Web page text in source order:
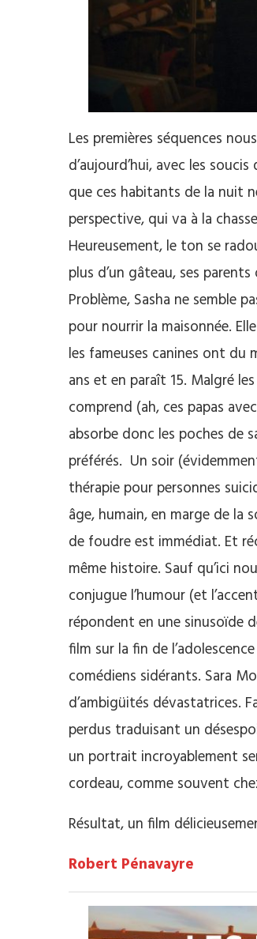
Les premières séquences
d’aujourd’hui, avec les
que ces habitants de la nuit
perspective, qui va à la
Heureusement, le ton se
plus d’un gâteau, ses
Problème, Sasha ne semble
pour nourrir la maisonnée.
les fameuses canines ont du
ans et en paraît 15. Malgré
comprend (ah, ces papas
absorbe donc les poches de
préférés. Un soir
thérapie pour personnes
âge, humain, en marge de la
de foudre est immédiat. Et
même histoire. Sauf qu’ici
conjugue l’humour (et
répondent en une sinusoïde
film sur la fin de
comédiens sidérants. Sara
d’ambigüités dévastatrices.
perdus traduisant un
un portrait incroyablement
cordeau, comme souvent
Résultat, un film
Robert Pénavayre